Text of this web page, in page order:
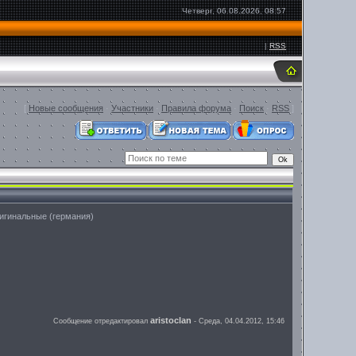
Четверг, 06.08.2026, 08:57
|RSS
[ Новые сообщения Участники Правила форума Поиск RSS ]
(германия)
Сообщение отредактировал aristoclan - Среда, 04.04.2012, 15:46